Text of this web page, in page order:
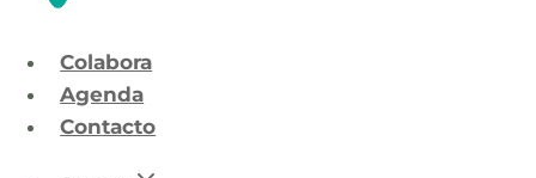
Colabora
Agenda
Contacto